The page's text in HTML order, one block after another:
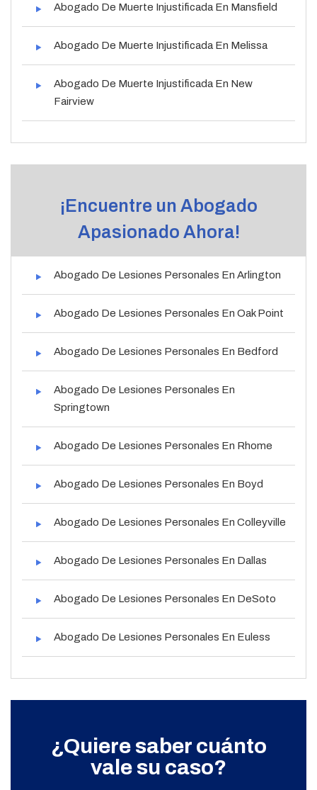
Abogado De Muerte Injustificada En Mansfield
Abogado De Muerte Injustificada En Melissa
Abogado De Muerte Injustificada En New
Fairview
¡Encuentre un Abogado
Apasionado Ahora!
Abogado De Lesiones Personales En Arlington
Abogado De Lesiones Personales En Oak Point
Abogado De Lesiones Personales En Bedford
Abogado De Lesiones Personales En
Springtown
Abogado De Lesiones Personales En Rhome
Abogado De Lesiones Personales En Boyd
Abogado De Lesiones Personales En Colleyville
Abogado De Lesiones Personales En Dallas
Abogado De Lesiones Personales En DeSoto
Abogado De Lesiones Personales En Euless
¿Quiere saber cuánto
vale su caso?